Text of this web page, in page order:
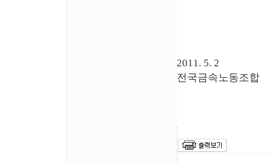
2011. 5. 2
전국금속노동조합